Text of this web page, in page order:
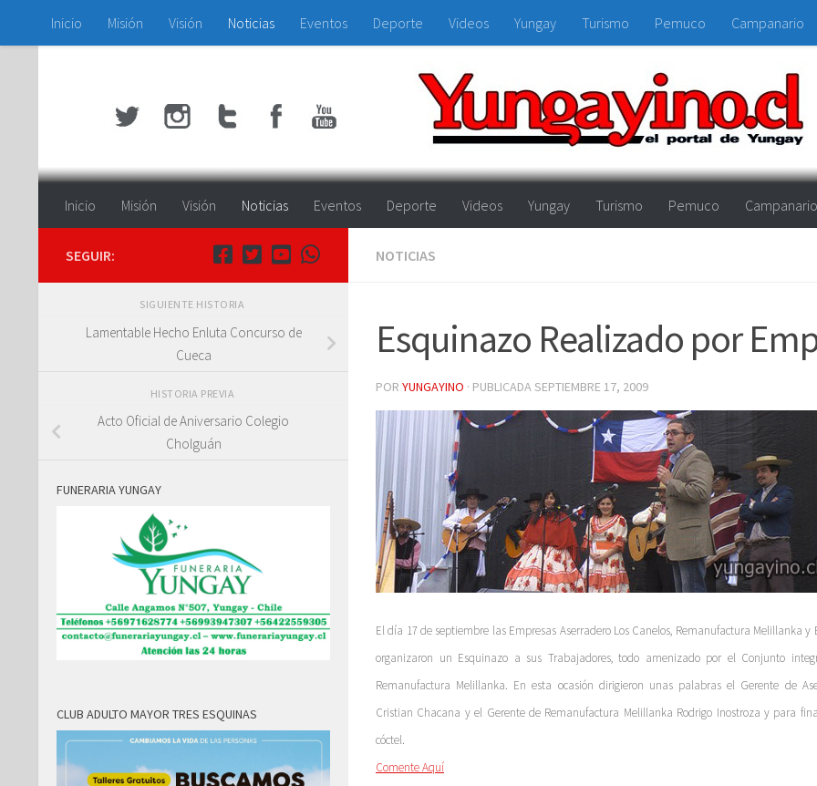
Saltar al contenido
Inicio Misión Visión Noticias Eventos Deporte Videos Yungay Turismo Pemuco Campanario
Inicio Misión Visión Noticias Eventos Deporte Videos Yungay Turismo Pemuco Campanario
NOTICIAS
Esquinazo Realizado por
POR YUNGAYINO · PUBLICADASEPTIEMBRE 17, 2009
El día 17 de septiembre las Empresas Aserradero Los Canelos, Remanufactura Melillanka y
organizaron un Esquinazo a sus Trabajadores, todo amenizado por el Conjunto
Remanufactura Melillanka. En esta ocasión dirigieron unas palabras el Gerente de
Cristian Chacana y el Gerente de Remanufactura Melillanka Rodrigo Inostroza y para
cóctel.
Comente Aquí
SEGUIR:
SIGUIENTE HISTORIA
Lamentable Hecho Enluta Concurso de
Cueca
HISTORIA PREVIA
Acto Oficial de Aniversario Colegio
Cholguán
FUNERARIA YUNGAY
CLUB ADULTO MAYOR TRES ESQUINAS